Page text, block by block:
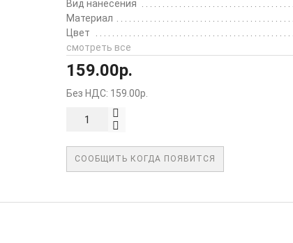
Вид нанесения
Материал
Цвет
смотреть все
159.00р.
Без НДС: 159.00р.
СООБЩИТЬ КОГДА ПОЯВИТСЯ